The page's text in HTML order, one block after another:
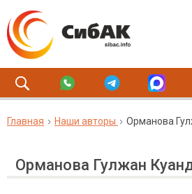
Главная Наши авторы Орманова
Орманова Гулжан